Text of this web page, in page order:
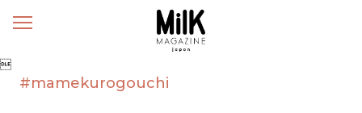
メ

#mamekurogouchi